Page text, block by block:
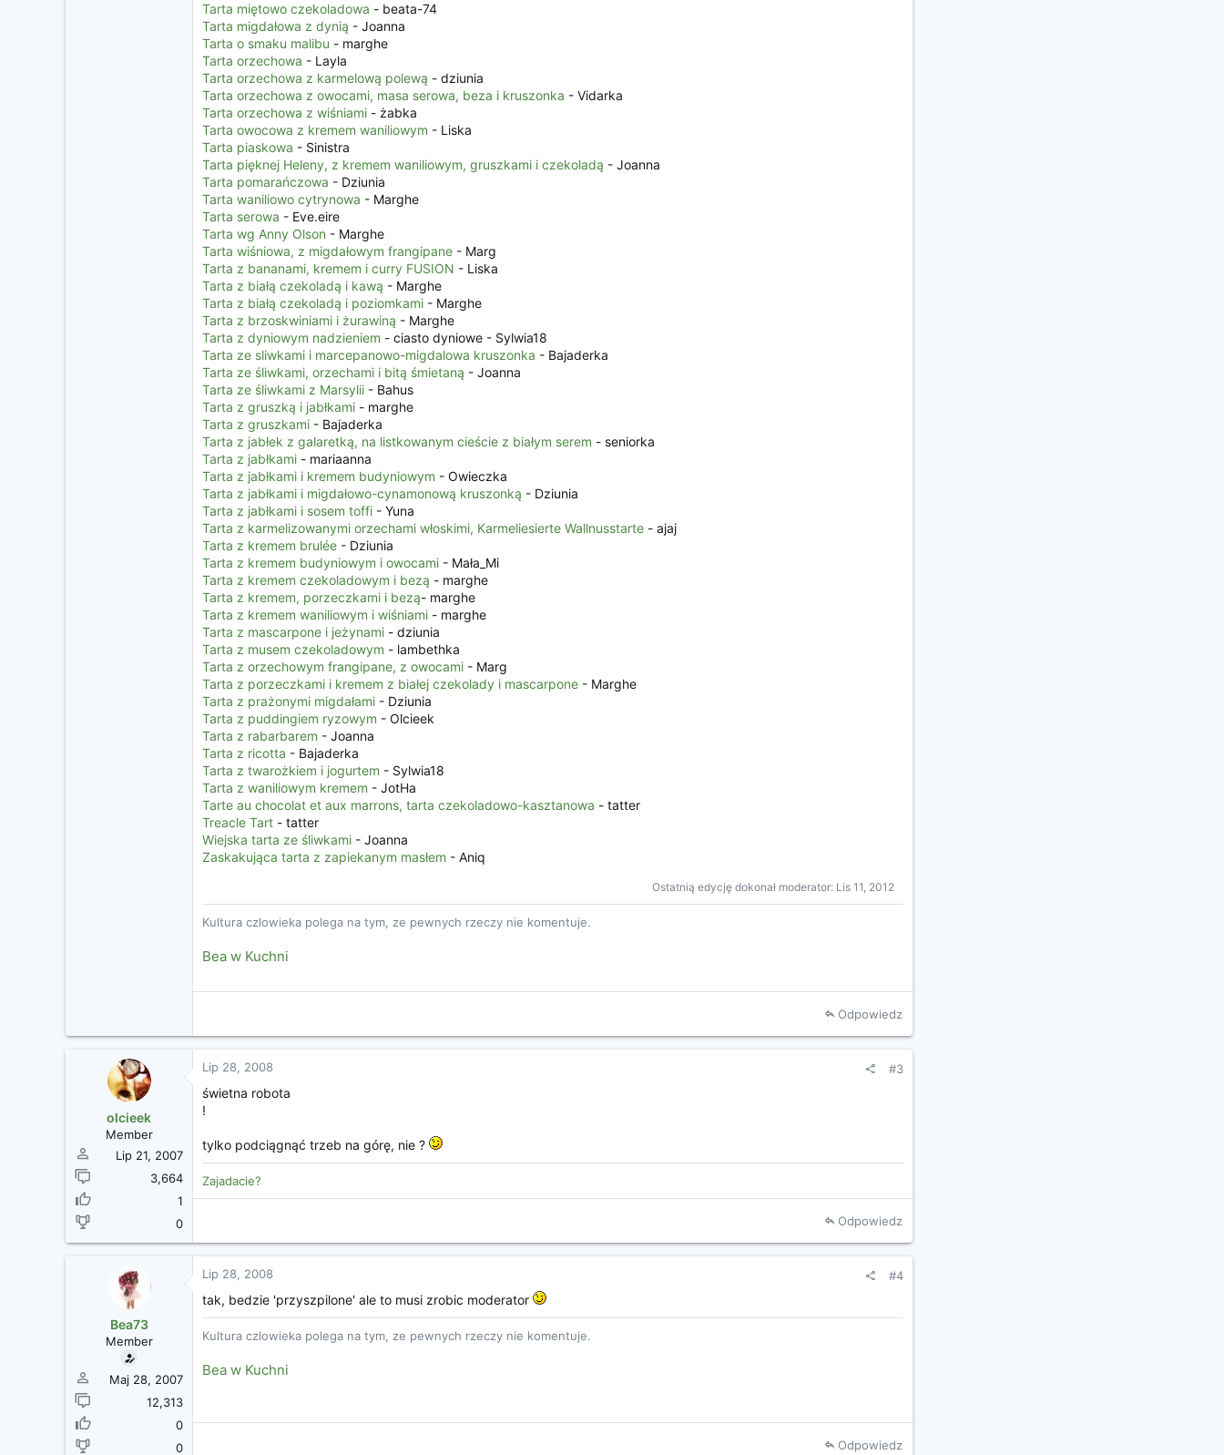
Tarta miętowo czekoladowa - beata-74
Tarta migdałowa z dynią - Joanna
Tarta o smaku malibu - marghe
Tarta orzechowa - Layla
Tarta orzechowa z karmelową polewą - dziunia
Tarta orzechowa z owocami, masa serowa, beza i kruszonka - Vidarka
Tarta orzechowa z wiśniami - żabka
Tarta owocowa z kremem waniliowym - Liska
Tarta piaskowa - Sinistra
Tarta pięknej Heleny, z kremem waniliowym, gruszkami i czekoladą - Joanna
Tarta pomarańczowa - Dziunia
Tarta waniliowo cytrynowa - Marghe
Tarta serowa - Eve.eire
Tarta wg Anny Olson - Marghe
Tarta wiśniowa, z migdałowym frangipane - Marg
Tarta z bananami, kremem i curry FUSION - Liska
Tarta z białą czekoladą i kawą - Marghe
Tarta z białą czekoladą i poziomkami - Marghe
Tarta z brzoskwiniami i żurawiną - Marghe
Tarta z dyniowym nadzieniem - ciasto dyniowe - Sylwia18
Tarta ze sliwkami i marcepanowo-migdalowa kruszonka - Bajaderka
Tarta ze śliwkami, orzechami i bitą śmietaną - Joanna
Tarta ze śliwkami z Marsylii - Bahus
Tarta z gruszką i jabłkami - marghe
Tarta z gruszkami - Bajaderka
Tarta z jabłek z galaretką, na listkowanym cieście z białym serem - seniorka
Tarta z jabłkami - mariaanna
Tarta z jabłkami i kremem budyniowym - Owieczka
Tarta z jabłkami i migdałowo-cynamonową kruszonką - Dziunia
Tarta z jabłkami i sosem toffi - Yuna
Tarta z karmelizowanymi orzechami włoskimi, Karmeliesierte Wallnusstarte - ajaj
Tarta z kremem brulée - Dziunia
Tarta z kremem budyniowym i owocami - Mała_Mi
Tarta z kremem czekoladowym i bezą - marghe
Tarta z kremem, porzeczkami i bezą- marghe
Tarta z kremem waniliowym i wiśniami - marghe
Tarta z mascarpone i jeżynami - dziunia
Tarta z musem czekoladowym - lambethka
Tarta z orzechowym frangipane, z owocami - Marg
Tarta z porzeczkami i kremem z białej czekolady i mascarpone - Marghe
Tarta z prażonymi migdałami - Dziunia
Tarta z puddingiem ryzowym - Olcieek
Tarta z rabarbarem - Joanna
Tarta z ricotta - Bajaderka
Tarta z twarożkiem i jogurtem - Sylwia18
Tarta z waniliowym kremem - JotHa
Tarte au chocolat et aux marrons, tarta czekoladowo-kasztanowa - tatter
Treacle Tart - tatter
Wiejska tarta ze śliwkami - Joanna
Zaskakująca tarta z zapiekanym masłem - Aniq
Ostatnią edycję dokonał moderator: Lis 11, 2012
Kultura czlowieka polega na tym, ze pewnych rzeczy nie komentuje.
Bea w Kuchni
Odpowiedz
olcieek
Member
Lip 21, 2007
3,664
1
0
Lip 28, 2008 #3
świetna robota
!
tylko podciągnąć trzeb na górę, nie ?
Zajadacie?
Odpowiedz
Bea73
Member
Maj 28, 2007
12,313
0
0
Lip 28, 2008 #4
tak, bedzie 'przyszpilone' ale to musi zrobic moderator
Kultura czlowieka polega na tym, ze pewnych rzeczy nie komentuje.
Bea w Kuchni
Odpowiedz